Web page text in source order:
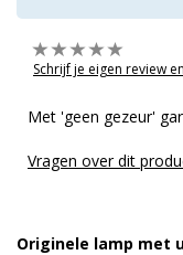
Schrijf je eigen review
Met 'geen gezeur'
Vragen over dit
Originele lamp met